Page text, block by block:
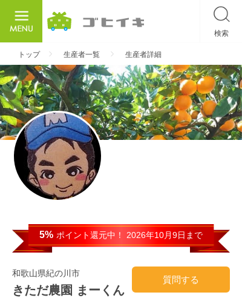
検索
トップ 生産者一覧 生産者詳細
5% ポイント還元中！ 2026年10月9日まで
和歌山県紀の川市
きただ農園 まーくん
質問する